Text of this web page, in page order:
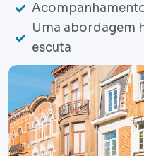
Uma abordagem
escuta